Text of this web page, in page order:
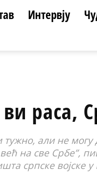
Интервју
раса,
али не могу
на све Србе”,
српске војске